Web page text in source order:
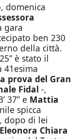
domenica
gara
ben 230
della città.
è stato il
prova del Gran
Fidal -,
37” e Mattia
spicca
dopo di lei
Eleonora Chiara